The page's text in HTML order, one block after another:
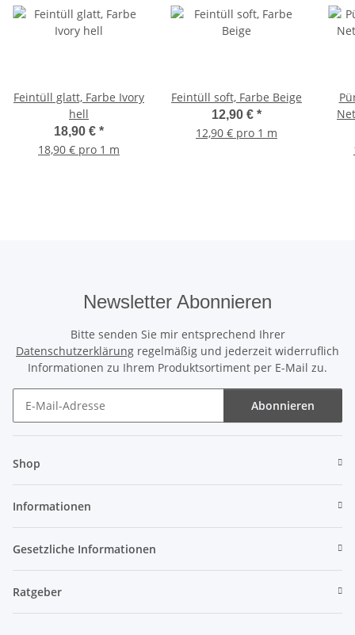
Feintüll glatt, Farbe Ivory
hell
18,90 € *
18,90 € pro 1 m
Feintüll soft, Farbe Beige
12,90 € *
12,90 € pro 1 m
Newsletter Abonnieren
Bitte senden Sie mir entsprechend Ihrer
Datenschutzerklärung regelmäßig und jederzeit widerruflich
Informationen zu Ihrem Produktsortiment per E-Mail zu.
Abonnieren
Shop
Informationen
Gesetzliche Informationen
Ratgeber